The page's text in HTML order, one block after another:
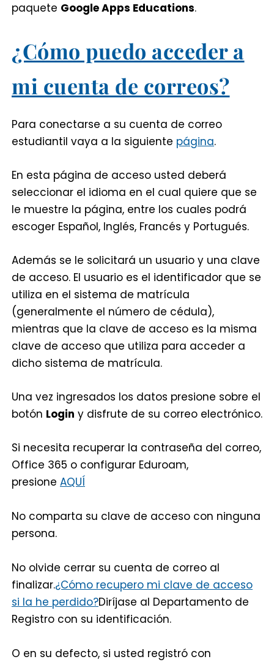
paquete Google Apps Educations.
¿Cómo puedo acceder a
mi cuenta de correos?
Para conectarse a su cuenta de correo
estudiantil vaya a la siguiente página.
En esta página de acceso usted deberá
seleccionar el idioma en el cual quiere que se
le muestre la página, entre los cuales podrá
escoger Español, Inglés, Francés y Portugués.
Además se le solicitará un usuario y una clave
de acceso. El usuario es el identificador que se
utiliza en el sistema de matrícula
(generalmente el número de cédula),
mientras que la clave de acceso es la misma
clave de acceso que utiliza para acceder a
dicho sistema de matrícula.
Una vez ingresados los datos presione sobre el
botón Login y disfrute de su correo electrónico.
Si necesita recuperar la contraseña del correo,
Office 365 o configurar Eduroam,
presione AQUÍ
No comparta su clave de acceso con ninguna
persona.
No olvide cerrar su cuenta de correo al
finalizar.¿Cómo recupero mi clave de acceso
si la he perdido?Diríjase al Departamento de
Registro con su identificación.
O en su defecto, si usted registró con